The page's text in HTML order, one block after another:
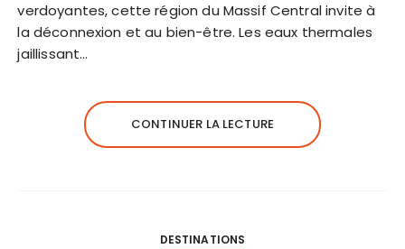
verdoyantes, cette région du Massif Central invite à
la déconnexion et au bien-être. Les eaux thermales
jaillissant…
CONTINUER LA LECTURE
DESTINATIONS